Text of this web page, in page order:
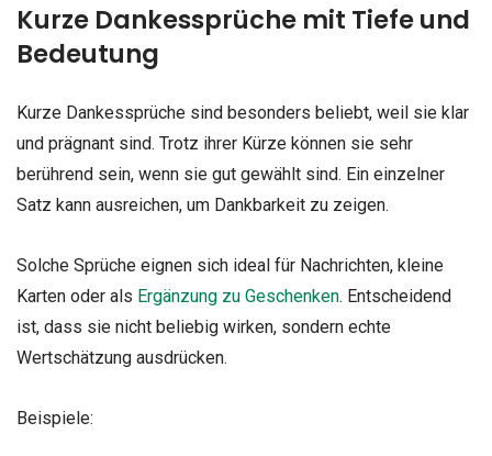
Kurze Dankessprüche mit Tiefe und
Bedeutung
Kurze Dankessprüche sind besonders beliebt, weil sie klar
und prägnant sind. Trotz ihrer Kürze können sie sehr
berührend sein, wenn sie gut gewählt sind. Ein einzelner
Satz kann ausreichen, um Dankbarkeit zu zeigen.
Solche Sprüche eignen sich ideal für Nachrichten, kleine
Karten oder als Ergänzung zu Geschenken. Entscheidend
ist, dass sie nicht beliebig wirken, sondern echte
Wertschätzung ausdrücken.
Beispiele: